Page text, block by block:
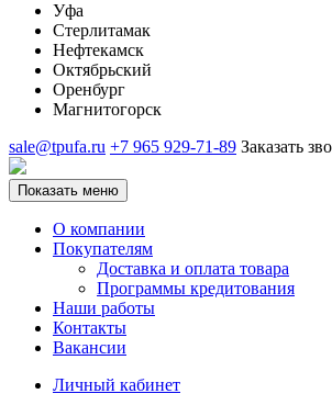
Уфа
Стерлитамак
Нефтекамск
Октябрьский
Оренбург
Магнитогорск
sale@tpufa.ru +7 965 929-71-89 Заказать
Показать меню
О компании
Покупателям
Доставка и оплата товара
Программы кредитования
Наши работы
Контакты
Вакансии
Личный кабинет